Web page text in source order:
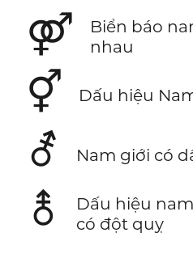
⚤
Biển báo
nhau
⚥ Dấu hiệu
⚦ Nam giới có
⚨
Dấu hiệu
có đột quỵ